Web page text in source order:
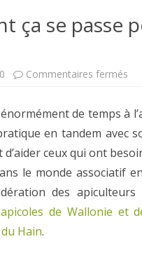
ça se passe
Commentaires fermés
ça
se
toi
au
du
19?
de temps à
en tandem avec
ceux qui ont
le monde associatif
des apiculteurs
de Wallonie et
Hain.